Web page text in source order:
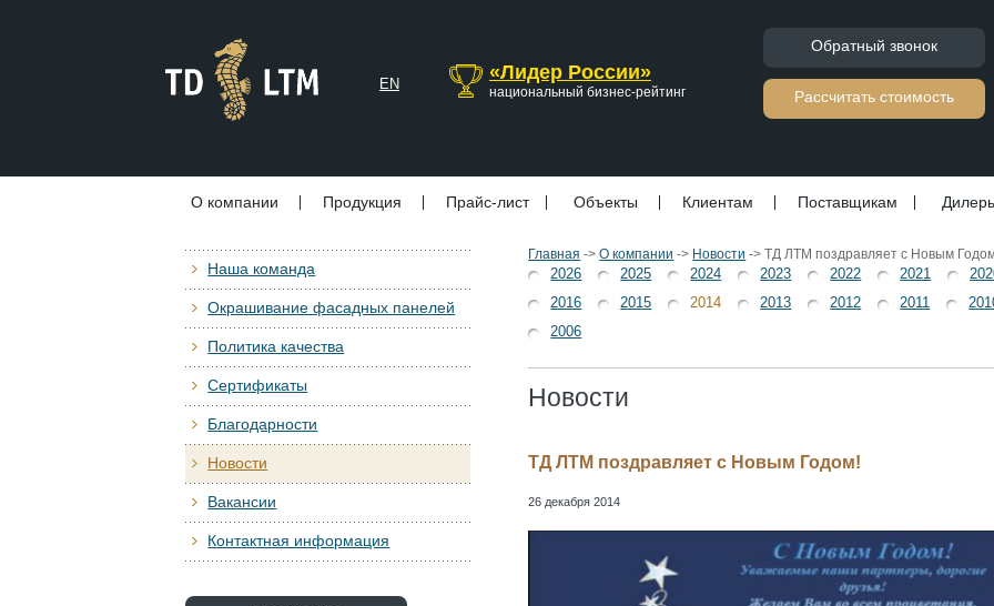
EN
«Лидер России»
национальный бизнес-рейтинг
Обратный звонок
Расcчитать стоимость
О компании Продукция Прайс-лист Объекты Клиентам Поставщикам
Главная ->О компании -> Новости ->ТД ЛТМ поздравляет с Новым
2026 2025 2024 2023 2022 2021
2016
2015 2014 2013 2012 2011
2006
Новости
ТД ЛТМ поздравляет с Новым Годом!
26 декабря 2014
Наша команда
Окрашивание фасадных панелей
Политика качества
Сертификаты
Благодарности
Новости
Вакансии
Контактная информация